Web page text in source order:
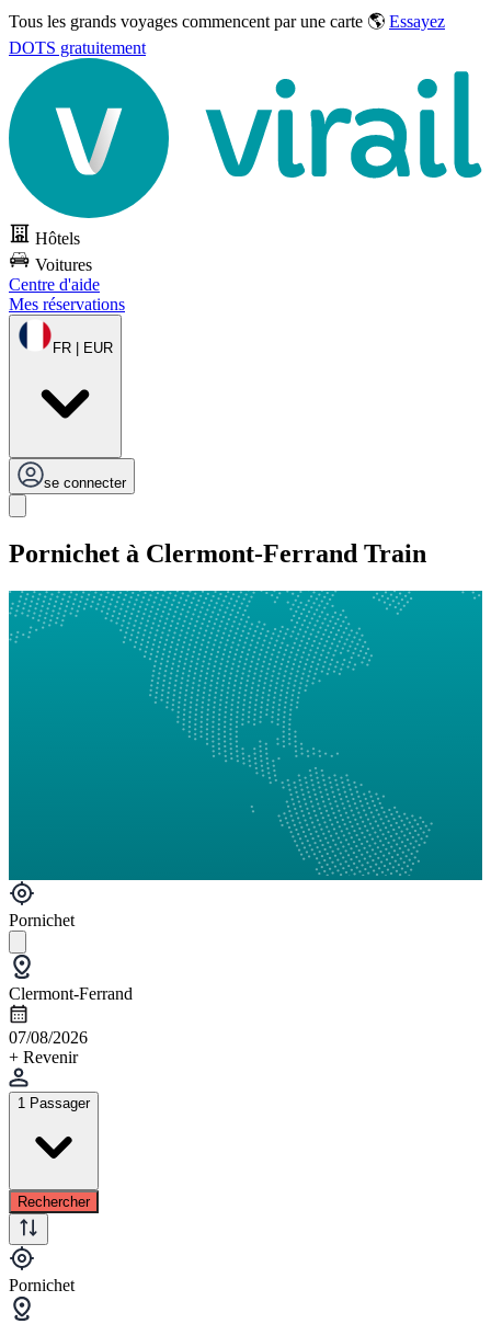
Tous les grands voyages commencent par une carte 🌎 Essayez
DOTS gratuitement
Hôtels
Voitures
Centre d'aide
Mes réservations
FR | EUR
se connecter
Pornichet à Clermont-Ferrand Train
Pornichet
Clermont-Ferrand
07/08/2026
+ Revenir
1 Passager
Rechercher
Pornichet